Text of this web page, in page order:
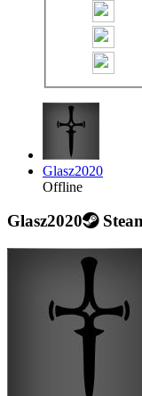
Glasz2020
Offline
Glasz2020